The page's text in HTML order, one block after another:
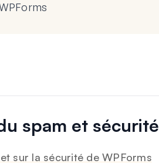
spam et sécurité
sur la sécurité de WPForms